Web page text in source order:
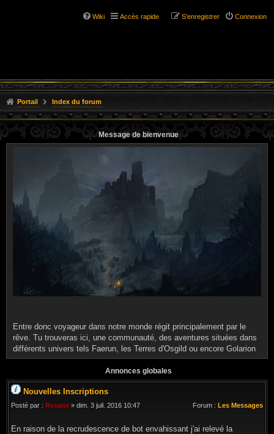
Wiki Accès rapide Connexion
S’enregistrer
Portail Index du forum
Message de bienvenue
Entre donc voyageur dans notre monde régit principalement par le
rêve. Tu trouveras ici, une communauté, des aventures situées dans
différents univers tels Faerun, les Terres d'Osgild ou encore Golarion
Annonces globales
Nouvelles Inscriptions
Posté par : Resane » dim. 3 juil. 2016 10:47 Forum : Les Messages
En raison de la recrudescence de bot envahissant j'ai relevé la